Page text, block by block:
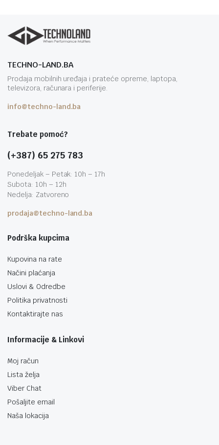
TECHNO-LAND.BA
Prodaja mobilnih uređaja i prateće opreme, laptopa,
televizora, računara i periferije.
info@techno-land.ba
Trebate pomoć?
(+387) 65 275 783
Ponedeljak – Petak: 10h – 17h
Subota: 10h – 12h
Nedelja: Zatvoreno
prodaja@techno-land.ba
Podrška kupcima
Kupovina na rate
Načini plaćanja
Uslovi & Odredbe
Politika privatnosti
Kontaktirajte nas
Informacije & Linkovi
Moj račun
Lista želja
Viber Chat
Pošaljite email
Naša lokacija